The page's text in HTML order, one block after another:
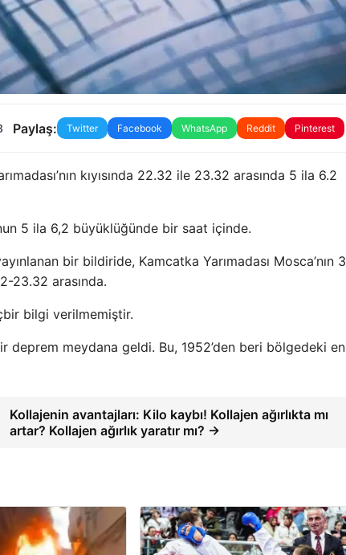
Paylaş: Twitter Facebook WhatsApp Reddit Pinterest
kıyısında 22.32 ile 23.32 arasında 5 ila 6.2
5 ila 6,2 büyüklüğünde bir saat içinde.
bir bildiride, Kamcatka Yarımadası Mosca’nın 3
23.32 arasında.
bilgi verilmemiştir.
meydana geldi. Bu, 1952’den beri bölgedeki en
Kollajenin avantajları: Kilo kaybı! Kollajen ağırlıkta mı
artar? Kollajen ağırlık yaratır mı? →